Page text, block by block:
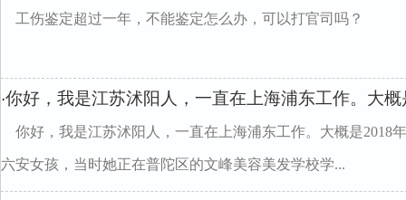
工伤鉴定超过一年，不能鉴定怎么办，可以打官司吗？
·你好，我是江苏沭阳人，一直在上海浦东工作。大概
你好，我是江苏沭阳人，一直在上海浦东工作。大概是2018
六安女孩，当时她正在普陀区的文峰美容美发学校学...